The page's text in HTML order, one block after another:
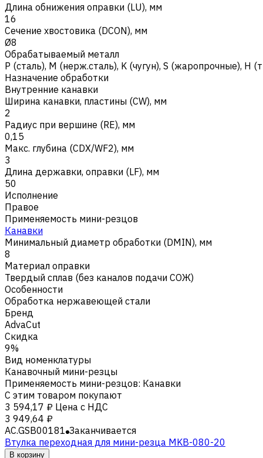
Длина обнижения оправки (LU), мм
16
Сечение хвостовика (DCON), мм
Ø8
Обрабатываемый металл
Р (сталь), M (нерж.сталь), K (чугун), S (жаропрочные), H
Назначение обработки
Внутренние канавки
Ширина канавки, пластины (CW), мм
2
Радиус при вершине (RE), мм
0,15
Макс. глубина (CDX/WF2), мм
3
Длина державки, оправки (LF), мм
50
Исполнение
Правое
Применяемость мини-резцов
Канавки
Минимальный диаметр обработки (DMIN), мм
8
Материал оправки
Твердый сплав (без каналов подачи СОЖ)
Особенности
Обработка нержавеющей стали
Бренд
AdvaCut
Скидка
9%
Вид номенклатуры
Канавочный мини-резцы
Применяемость мини-резцов: Канавки
С этим товаром покупают
3 594,17 ₽ Цена с НДС
3 949,64 ₽
AC.GSB00181 Заканчивается
Втулка переходная для мини-резца MKB-080-20
В корзину